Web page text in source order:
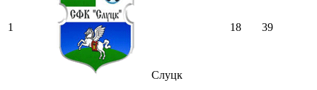
1
Слуцк
18 39